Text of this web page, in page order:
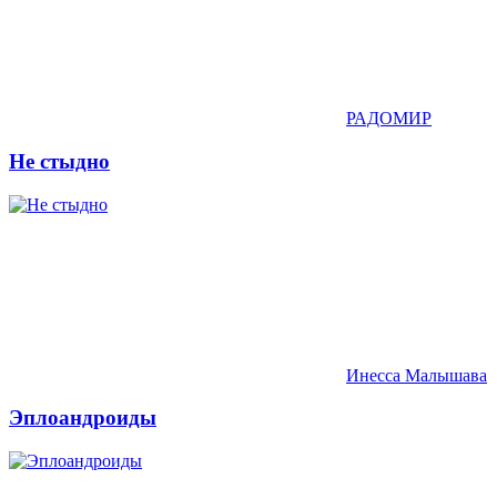
РАДОМИР
Не стыдно
Инесса Малышава
Эплоандроиды